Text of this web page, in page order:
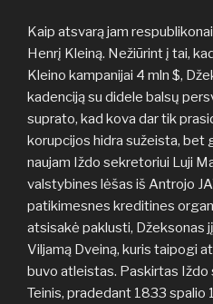
Kaip atsvarą jam
Henrį Kleiną. Nežiūrint į tai,
Kleino kampanijai 4 mln $,
kadenciją su didele balsų
suprato, kad kova dar tik
korupcijos hidra sužeista, bet
naujam Iždo sekretoriui Luji
valstybines lėšas iš Antrojo
patikimesnes kreditines
atsisakė paklusti, Džeksonas
Viljamą Dveiną, kuris taipogi
buvo atleistas. Paskirtas Iždo
Teinis, pradedant 1833 spalio